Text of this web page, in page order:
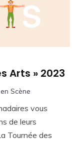
Arts » 2023
Scène
vous
de leurs
Tournée des